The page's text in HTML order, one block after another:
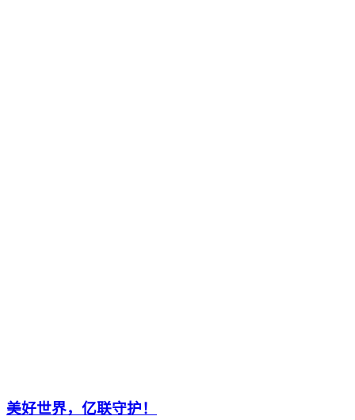
美好世界，亿联守护！